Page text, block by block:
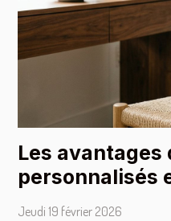
Les
personnalisés
qualité
Jeudi 19 février 2026